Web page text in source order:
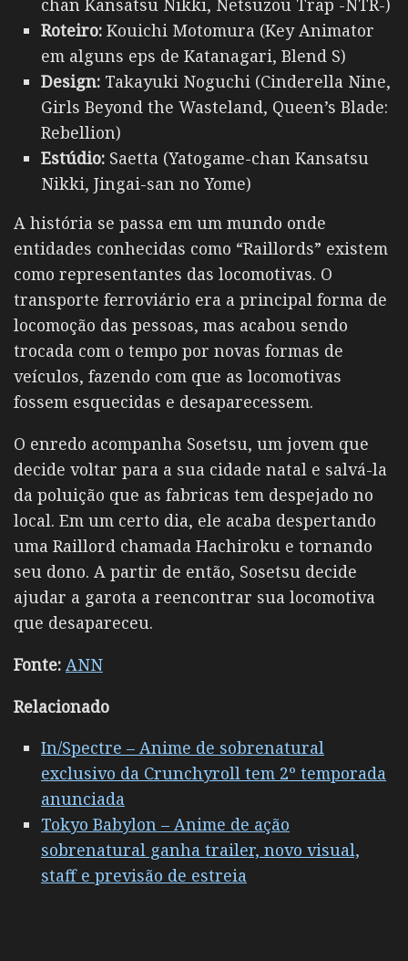
chan Kansatsu Nikki, Netsuzou Trap -NTR-)
Roteiro: Kouichi Motomura (Key Animator
em alguns eps de Katanagari, Blend S)
Design: Takayuki Noguchi (Cinderella Nine,
Girls Beyond the Wasteland, Queen’s Blade:
Rebellion)
Estúdio: Saetta (Yatogame-chan Kansatsu
Nikki, Jingai-san no Yome)
A história se passa em um mundo onde
entidades conhecidas como “Raillords” existem
como representantes das locomotivas. O
transporte ferroviário era a principal forma de
locomoção das pessoas, mas acabou sendo
trocada com o tempo por novas formas de
veículos, fazendo com que as locomotivas
fossem esquecidas e desaparecessem.
O enredo acompanha Sosetsu, um jovem que
decide voltar para a sua cidade natal e salvá-la
da poluição que as fabricas tem despejado no
local. Em um certo dia, ele acaba despertando
uma Raillord chamada Hachiroku e tornando
seu dono. A partir de então, Sosetsu decide
ajudar a garota a reencontrar sua locomotiva
que desapareceu.
Fonte: ANN
Relacionado
In/Spectre – Anime de sobrenatural
exclusivo da Crunchyroll tem 2º temporada
anunciada
Tokyo Babylon – Anime de ação
sobrenatural ganha trailer, novo visual,
staff e previsão de estreia